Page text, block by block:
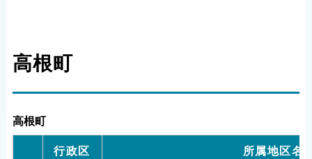
高根町
高根町
行政区 所属地区名